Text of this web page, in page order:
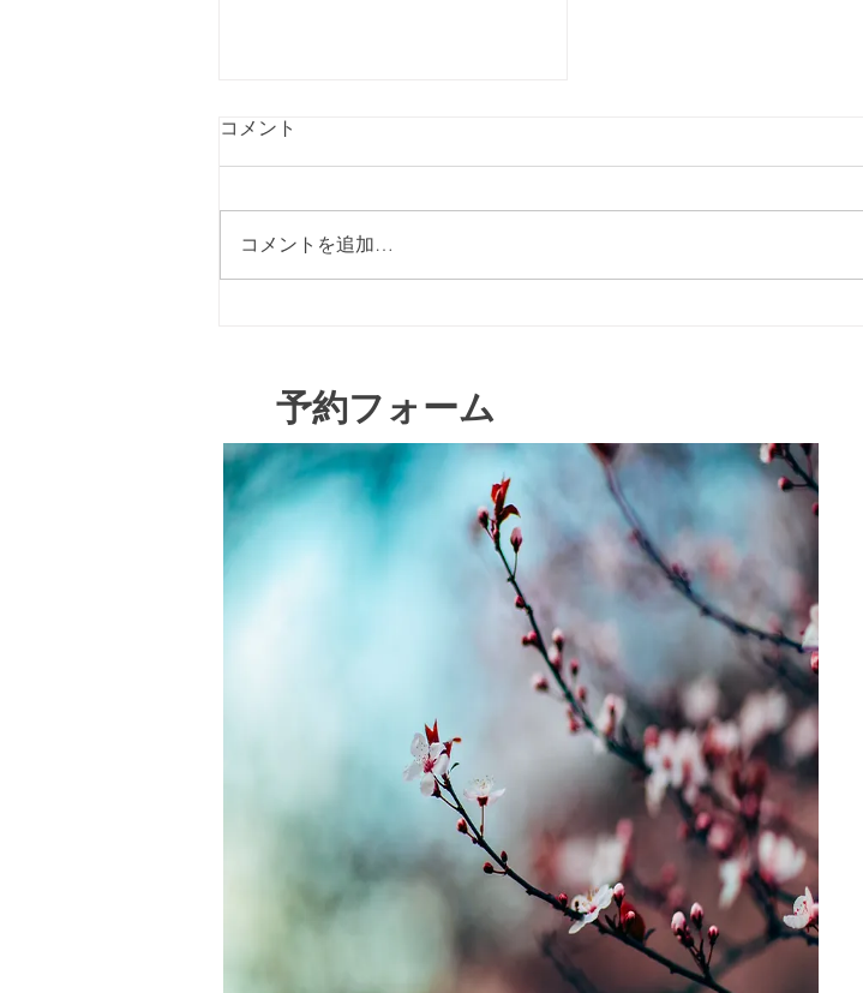
1周年を迎えて
コメント
コメントを追加…
​予約フォーム